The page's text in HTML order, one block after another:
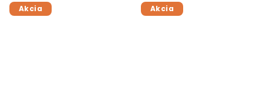
Akcia Akcia